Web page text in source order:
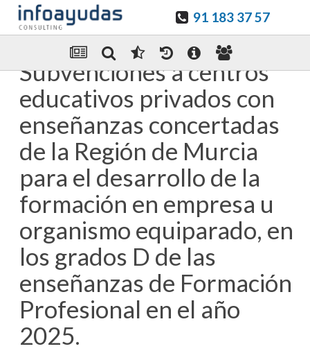
91 183 37 57
Enviar Por email
Subvenciones a centros
educativos privados con
enseñanzas concertadas
de la Región de Murcia
para el desarrollo de la
formación en empresa u
organismo equiparado, en
los grados D de las
enseñanzas de Formación
Profesional en el año
2025.